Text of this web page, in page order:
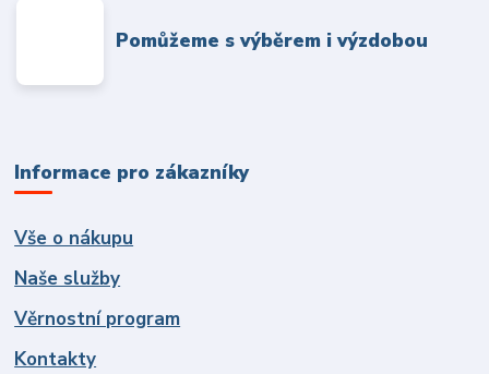
Pomůžeme s výběrem i výzdobou
Informace pro zákazníky
Vše o nákupu
Naše služby
Věrnostní program
Kontakty